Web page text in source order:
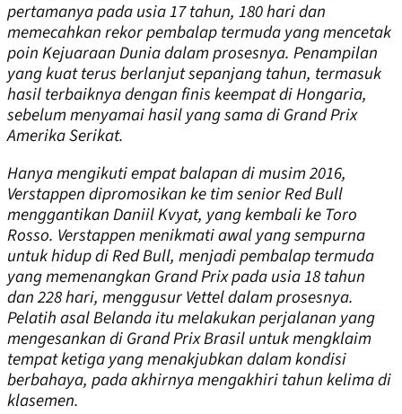
pertamanya pada usia 17 tahun, 180 hari dan
memecahkan rekor pembalap termuda yang mencetak
poin Kejuaraan Dunia dalam prosesnya. Penampilan
yang kuat terus berlanjut sepanjang tahun, termasuk
hasil terbaiknya dengan finis keempat di Hongaria,
sebelum menyamai hasil yang sama di Grand Prix
Amerika Serikat.
Hanya mengikuti empat balapan di musim 2016,
Verstappen dipromosikan ke tim senior Red Bull
menggantikan Daniil Kvyat, yang kembali ke Toro
Rosso. Verstappen menikmati awal yang sempurna
untuk hidup di Red Bull, menjadi pembalap termuda
yang memenangkan Grand Prix pada usia 18 tahun
dan 228 hari, menggusur Vettel dalam prosesnya.
Pelatih asal Belanda itu melakukan perjalanan yang
mengesankan di Grand Prix Brasil untuk mengklaim
tempat ketiga yang menakjubkan dalam kondisi
berbahaya, pada akhirnya mengakhiri tahun kelima di
klasemen.